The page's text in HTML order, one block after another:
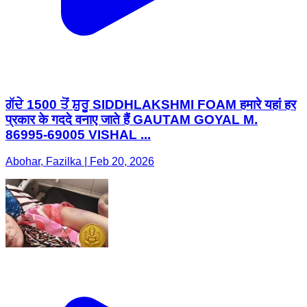
ਗੱਦੇ 1500 ਤੋਂ ਸ਼ੁਰੂ SIDDHLAKSHMI FOAM हमारे यहां हर
प्रकार के गददे वनाए जाते हैं GAUTAM GOYAL Μ.
86995-69005 VISHAL ...
Abohar, Fazilka | Feb 20, 2026